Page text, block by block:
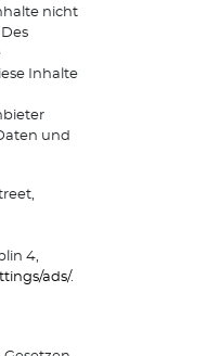
nicht
Inhalte
und
4,
ads/.